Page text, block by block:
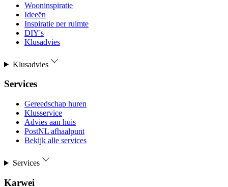
Wooninspiratie
Ideeën
Inspiratie per ruimte
DIY's
Klusadvies
Klusadvies
Services
Gereedschap huren
Klusservice
Advies aan huis
PostNL afhaalpunt
Bekijk alle services
Services
Karwei